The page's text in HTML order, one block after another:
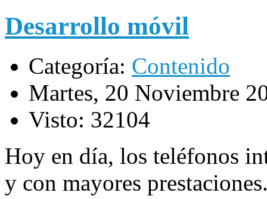
Desarrollo móvil
Categoría: Contenido
Martes, 20 Noviembre
Visto: 32104
Hoy en día, los teléfonos
y con mayores